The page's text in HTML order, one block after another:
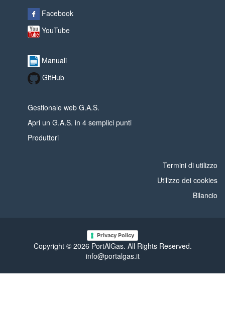
Facebook
YouTube
Manuali
GitHub
Gestionale web G.A.S.
Apri un G.A.S. in 4 semplici punti
Produttori
Termini di utilizzo
Utilizzo dei cookies
Bilancio
Privacy Policy
Copyright © 2026 PortAlGas. All Rights Reserved.
info@portalgas.it